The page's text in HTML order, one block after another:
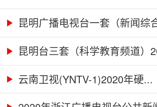
2... 昆明广播电视台一套（新闻综
2... 昆明台三套（科学教育频道）
云南卫视(YNTV-1)2020年硬...